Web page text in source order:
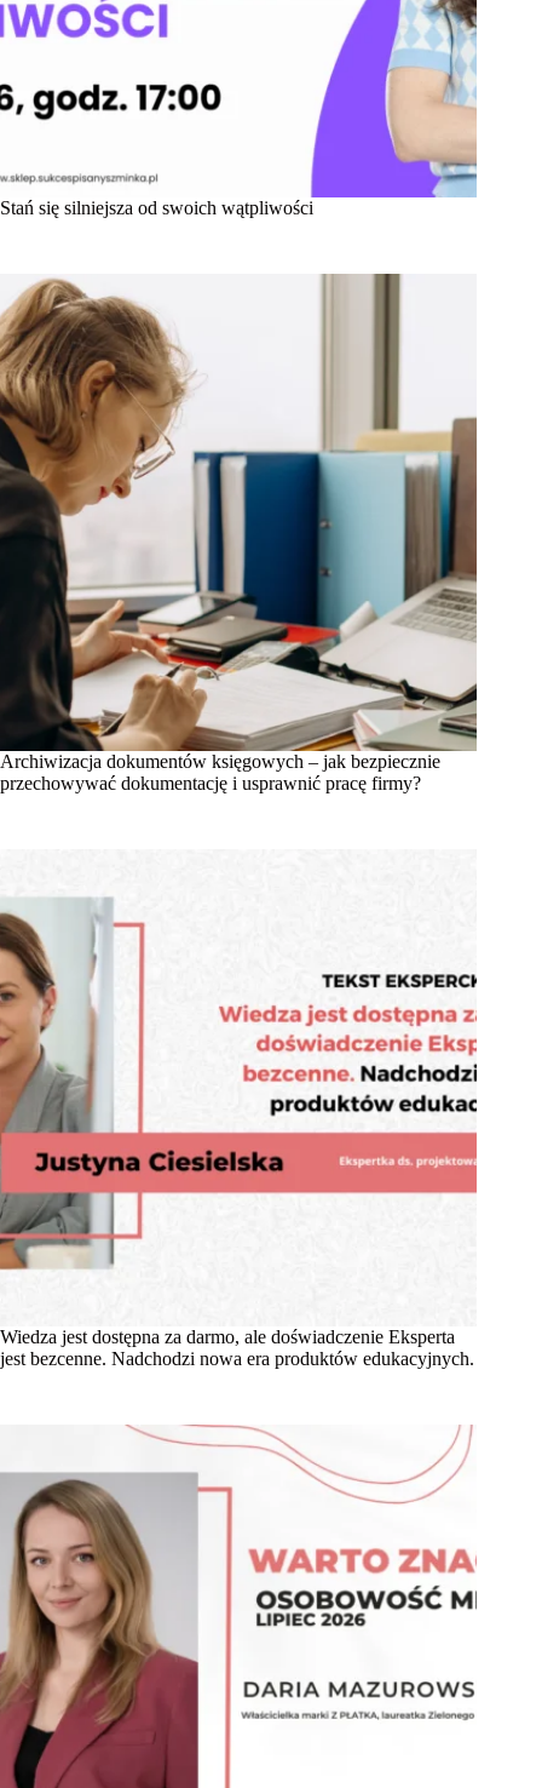
Stań się silniejsza od swoich wątpliwości
Archiwizacja dokumentów księgowych – jak bezpiecznie
przechowywać dokumentację i usprawnić pracę firmy?
Wiedza jest dostępna za darmo, ale doświadczenie Eksperta
jest bezcenne. Nadchodzi nowa era produktów edukacyjnych.